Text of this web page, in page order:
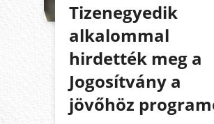
Tizenegyedik
alkalommal
hirdették meg a
Jogosítvány a
jövőhöz